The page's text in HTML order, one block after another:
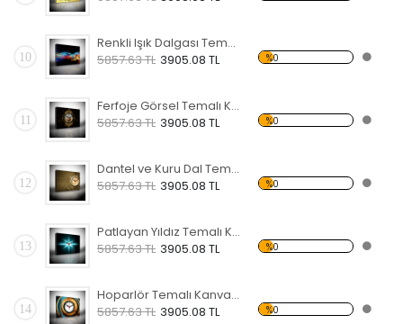
10
Renkli Işık Dalgası Temalı Kanvas Saat
5857.63 TL 3905.08 TL %0
11
Ferfoje Görsel Temalı Kanvas Saat
5857.63 TL 3905.08 TL %0
12
Dantel ve Kuru Dal Temalı Kanvas Saat
5857.63 TL 3905.08 TL %0
13
Patlayan Yıldız Temalı Kanvas Saat
5857.63 TL 3905.08 TL %0
14
Hoparlör Temalı Kanvas Saat
5857.63 TL 3905.08 TL %0